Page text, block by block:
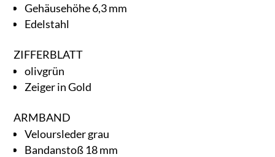
Gehäusehöhe 6,3 mm
Edelstahl
ZIFFERBLATT
olivgrün
Zeiger in Gold
ARMBAND
Veloursleder grau
Bandanstoß 18 mm